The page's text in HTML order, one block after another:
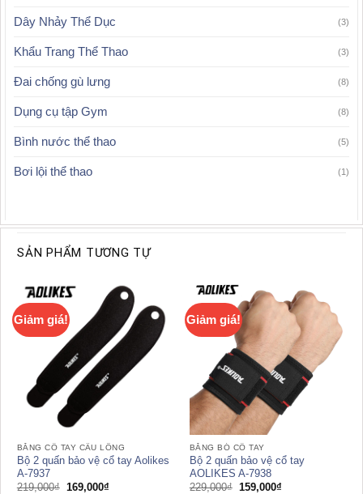
Dây Nhảy Thể Dục (3)
Khẩu Trang Thể Thao (3)
Đai chống gù lưng (8)
Dụng cụ tập Gym (8)
Bình nước thể thao (5)
Bơi lội thể thao (1)
SẢN PHẨM TƯƠNG TỰ
Giảm giá!
BĂNG CỔ TAY CẦU LÔNG
Bộ 2 quấn bảo vệ cổ tay Aolikes
A-7937
219,000₫ Giá
169,000₫Giá
Giảm giá!
BĂNG BÓ CỔ TAY
Bộ 2 quấn bảo vệ cổ tay
AOLIKES A-7938
229,000₫ Giá
159,000₫Giá